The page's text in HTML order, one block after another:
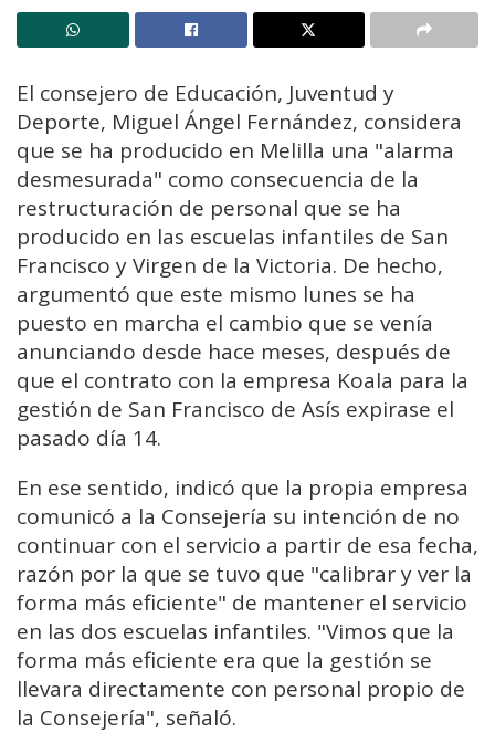
El consejero de Educación, Juventud y
Deporte, Miguel Ángel Fernández, considera
que se ha producido en Melilla una "alarma
desmesurada" como consecuencia de la
restructuración de personal que se ha
producido en las escuelas infantiles de San
Francisco y Virgen de la Victoria. De hecho,
argumentó que este mismo lunes se ha
puesto en marcha el cambio que se venía
anunciando desde hace meses, después de
que el contrato con la empresa Koala para la
gestión de San Francisco de Asís expirase el
pasado día 14.
En ese sentido, indicó que la propia empresa
comunicó a la Consejería su intención de no
continuar con el servicio a partir de esa fecha,
razón por la que se tuvo que "calibrar y ver la
forma más eficiente" de mantener el servicio
en las dos escuelas infantiles. "Vimos que la
forma más eficiente era que la gestión se
llevara directamente con personal propio de
la Consejería", señaló.